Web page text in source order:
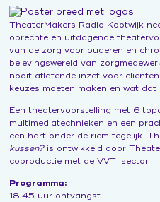
Leerwerkplaats
Onderzoek
Podcast
ZorgenInBeeld
Leertraject operationeel
Campagne 'Jij doet ertoe'
In gesprek over hormonen
Expo 'Toekomst van werk'
Hoe Dan?
'Mag ik je kussen?' de film
Praat vandaag over
Aan de slag
Ontwerp de verandering
Sociale Veiligheid
Werkboek Over Morgen
Contacten en inspiratie
Zorg voor Morgen
Inloggen
TheaterMakers Radio Kootwijk
oprechte en uitdagende
van de zorg voor ouderen en
belevingswereld van
nooit aflatende inzet voor
keuzes moeten maken en wat
Een theatervoorstelling met 6
multimediatechnieken en een
een hart onder de riem tegelijk.
kussen?is ontwikkeld door
coproductie met de VVT-sector.
Programma:
18.45 uur ontvangst